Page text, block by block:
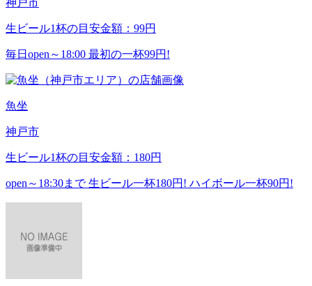
神戸市
生ビール1杯の目安金額：99円
毎日open～18:00 最初の一杯99円!
魚坐
神戸市
生ビール1杯の目安金額：180円
open～18:30まで 生ビール一杯180円! ハイボール一杯90円!